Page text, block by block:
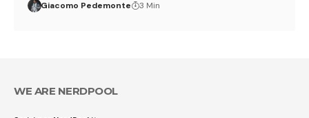
Giacomo Pedemonte 3 Min
WE ARE NERDPOOL